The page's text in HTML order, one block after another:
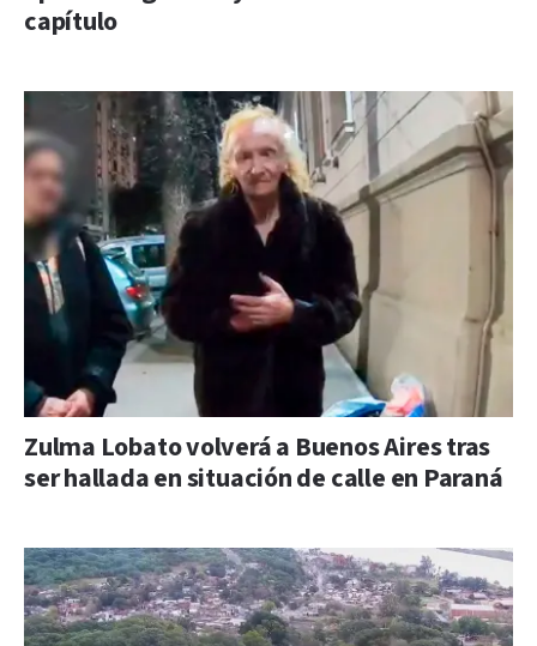
capítulo
Zulma Lobato volverá a Buenos Aires tras
ser hallada en situación de calle en Paraná